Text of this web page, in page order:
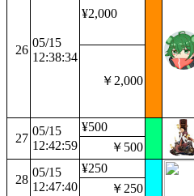
26
05/15
12:38:34
¥2,000
￥2,000
27
05/15
12:42:59
¥500
￥500
28
05/15
12:47:40
¥250
￥250